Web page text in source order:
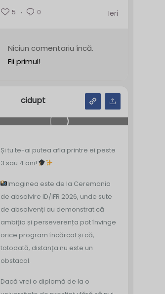
5
0 Ieri
Niciun comentariu încă.
Fii primul!
cidupt
Și tu te-ai putea afla printre ei peste
3 sau 4 ani!
Imaginea este de la Ceremonia
de absolvire ID/IFR 2026, unde sute
de absolvenți au demonstrat că
ambiția și perseverența pot învinge
orice program încărcat și că,
totodată, distanța nu este un
obstacol.
Dacă vrei o diplomă de la o